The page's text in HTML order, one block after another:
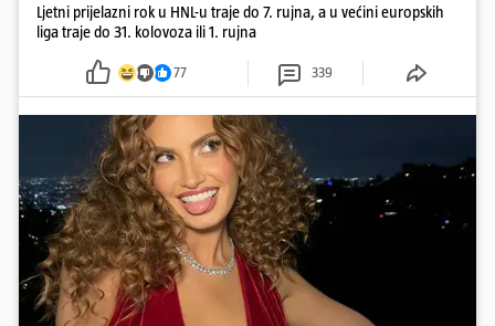
Ljetni prijelazni rok u HNL-u traje do 7. rujna, a u većini europskih
liga traje do 31. kolovoza ili 1. rujna
77 339